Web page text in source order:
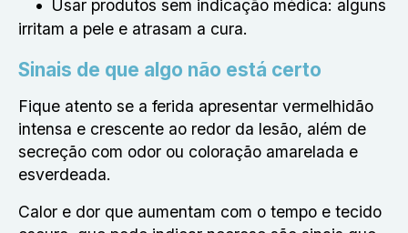
Usar produtos sem indicação médica: alguns
irritam a pele e atrasam a cura.
Sinais de que algo não está certo
Fique atento se a ferida apresentar vermelhidão
intensa e crescente ao redor da lesão, além de
secreção com odor ou coloração amarelada e
esverdeada.
Calor e dor que aumentam com o tempo e tecido